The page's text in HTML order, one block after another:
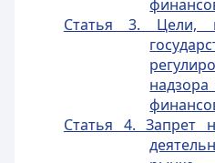
Статья 3. Цели,
Статья 4. Запрет